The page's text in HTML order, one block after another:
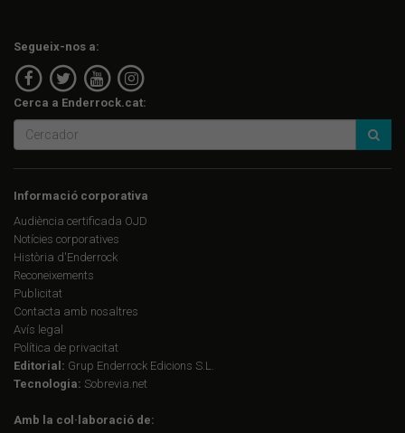
Segueix-nos a:
Cerca a Enderrock.cat:
Informació corporativa
Audiència certificada OJD
Notícies corporatives
Història d'Enderrock
Reconeixements
Publicitat
Contacta amb nosaltres
Avís legal
Política de privacitat
Editorial: Grup Enderrock Edicions S.L.
Tecnologia: Sobrevia.net
Amb la col·laboració de: